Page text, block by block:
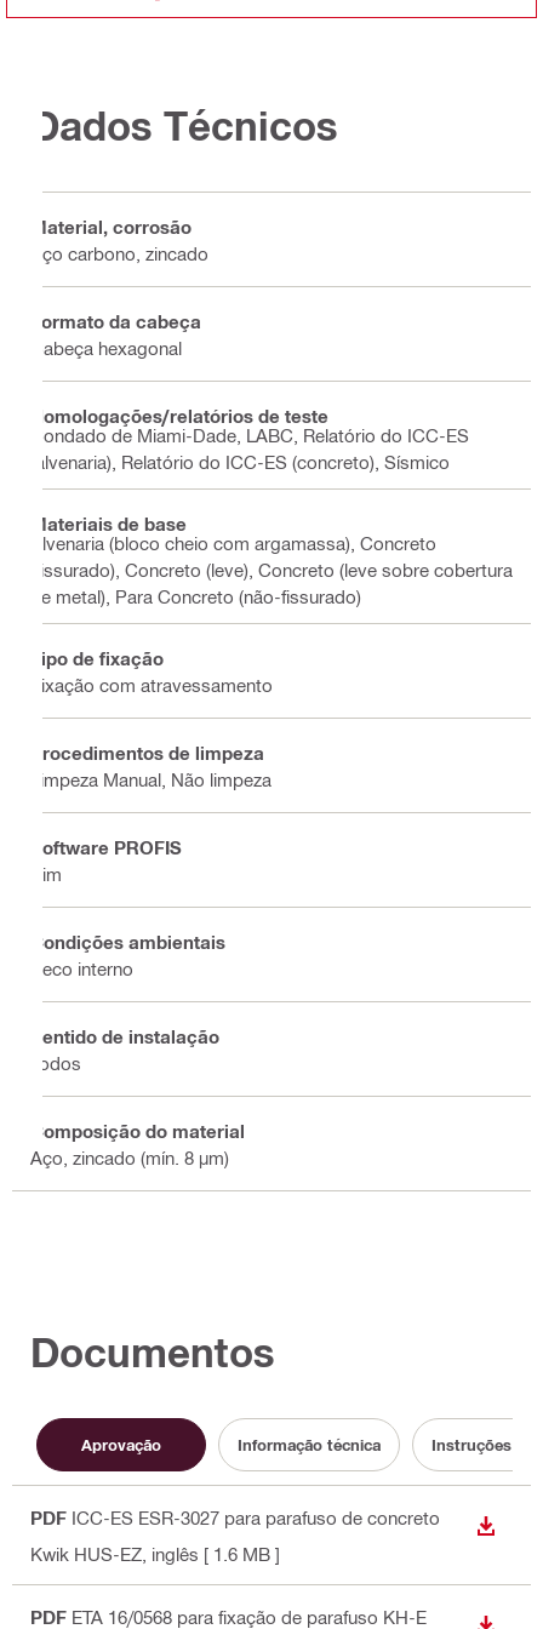
Dados Técnicos
Material, corrosão
Aço carbono, zincado
Formato da cabeça
Cabeça hexagonal
Homologações/relatórios de teste
Condado de Miami-Dade, LABC, Relatório do ICC-ES
(alvenaria), Relatório do ICC-ES (concreto), Sísmico
Materiais de base
Alvenaria (bloco cheio com argamassa), Concreto
(fissurado), Concreto (leve), Concreto (leve sobre cobertura
de metal), Para Concreto (não-fissurado)
Tipo de fixação
Fixação com atravessamento
Procedimentos de limpeza
Limpeza Manual, Não limpeza
Software PROFIS
Sim
Condições ambientais
Seco interno
Sentido de instalação
Todos
Composição do material
Aço, zincado (mín. 8 µm)
Documentos
Aprovação Informação técnica Instruções de
PDF ICC-ES ESR-3027 para parafuso de concreto
Kwik HUS-EZ , inglês [ 1.6 MB ]
PDF ETA 16/0568 para fixação de parafuso KH-E